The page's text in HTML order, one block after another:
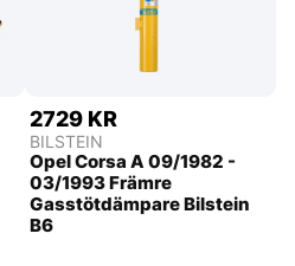
2729 KR
BILSTEIN
Opel Corsa A 09/1982 -
03/1993 Främre
Gasstötdämpare Bilstein
B6